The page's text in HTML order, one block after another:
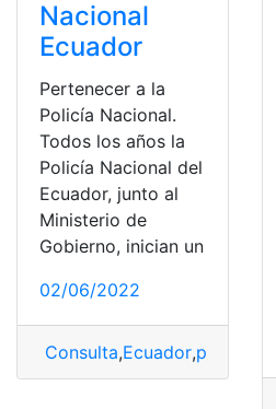
Nacional
Ecuador
Pertenecer a la
Policía Nacional.
Todos los años la
Policía Nacional del
Ecuador, junto al
Ministerio de
Gobierno, inician un
02/06/2022
Consulta,Ecuador,pasos a